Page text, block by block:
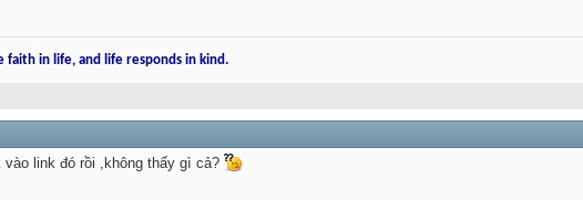
faith in life, and life responds in kind.
vào link đó rồi ,không thấy gì cả?